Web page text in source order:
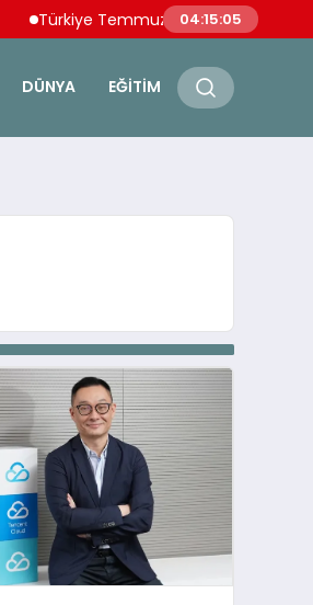
Türkiye Temmuz Ayı İhracatında Tüm
04:15:06
DÜNYA EĞITIM